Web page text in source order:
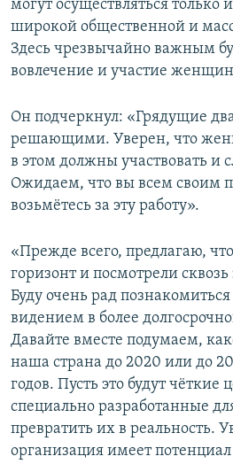
могут осуществляться только
широкой общественной и
Здесь чрезвычайно важным
вовлечение и участие
Он подчеркнул: «Грядущие
решающими. Уверен, что
в этом должны участвовать и
Ожидаем, что вы всем своим
возьмётесь за эту работу».
«Прежде всего, предлагаю,
горизонт и посмотрели сквозь
Буду очень рад
видением в более
Давайте вместе подумаем,
наша страна до 2020 или до
годов. Пусть это будут
специально разработанные
превратить их в реальность.
организация имеет